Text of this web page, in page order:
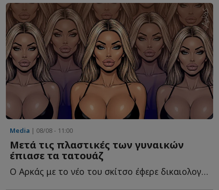
Media | 08/08 - 11:00
Μετά τις πλαστικές των γυναικών
έπιασε τα τατουάζ
Ο Αρκάς με το νέο του σκίτσο έφερε δικαιολογημένα α...